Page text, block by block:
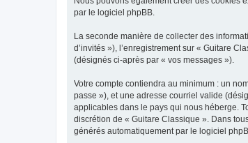
par le logiciel phpBB.
La seconde manière de collecter des
d’invités »), l’enregistrement sur « Guitare
(désignés ci-après par « vos messages »).
Votre compte contiendra au minimum : un
passe »), et une adresse courriel valide
applicables dans le pays qui nous héberge.
discrétion de « Guitare Classique ». Dans
générés automatiquement par le logiciel